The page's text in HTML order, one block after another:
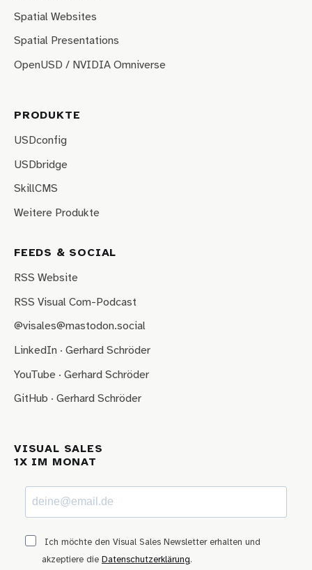
Spatial Websites
Spatial Presentations
OpenUSD / NVIDIA Omniverse
PRODUKTE
USDconfig
USDbridge
SkillCMS
Weitere Produkte
FEEDS & SOCIAL
RSS Website
RSS Visual Com-Podcast
@visales@mastodon.social
LinkedIn · Gerhard Schröder
YouTube · Gerhard Schröder
GitHub · Gerhard Schröder
VISUAL SALES
1X IM MONAT
Ich möchte den Visual Sales Newsletter erhalten und
akzeptiere die Datenschutzerklärung.